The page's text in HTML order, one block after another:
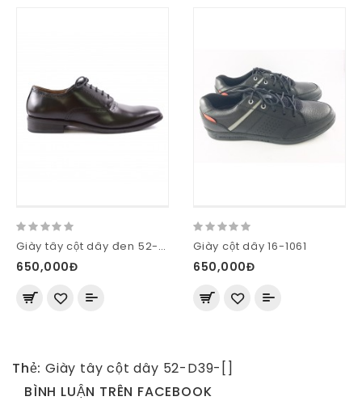
Giày tây cột dây đen 52-M58-D
650,000Đ
Giày cột dây 16-1061
650,000Đ
Thẻ: Giày tây cột dây 52-D39-[]
BÌNH LUẬN TRÊN FACEBOOK